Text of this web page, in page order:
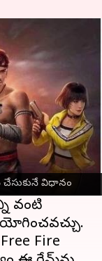
చేసుకునే విధానం
Max
Free Fire
చేశారు.
వంటి
Fire